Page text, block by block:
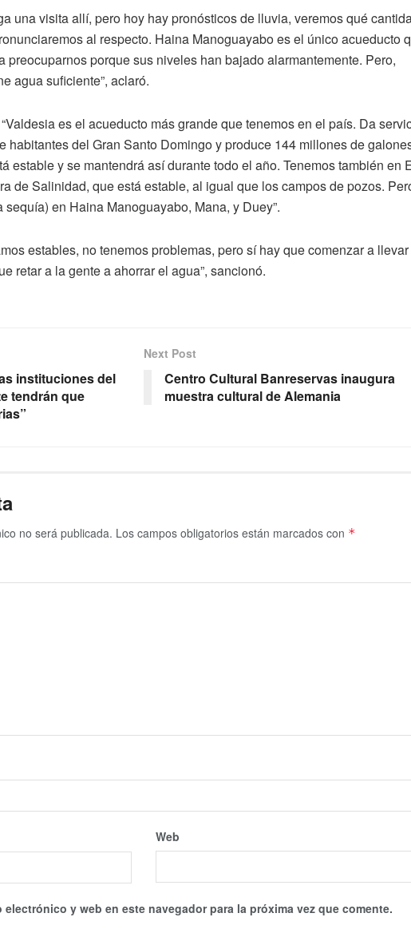
una visita allí, pero hoy hay pronósticos de lluvia, veremos qué
al respecto. Haina Manoguayabo es el único acueducto
preocuparnos porque sus niveles han bajado alarmantemente. Pero,
agua suficiente”, aclaró.
es el acueducto más grande que tenemos en el país. Da
habitantes del Gran Santo Domingo y produce 144 millones de
estable y se mantendrá así durante todo el año. Tenemos también en
de Salinidad, que está estable, al igual que los campos de pozos.
en Haina Manoguayabo, Mana, y Duey”.
estables, no tenemos problemas, pero sí hay que comenzar a
retar a la gente a ahorrar el agua”, sancionó.
instituciones del
tendrán que
Next Post
Centro Cultural Banreservas inaugura
muestra cultural de Alemania
no será publicada. Los campos obligatorios están marcados con *
Web
electrónico y web en este navegador para la próxima vez que comente.